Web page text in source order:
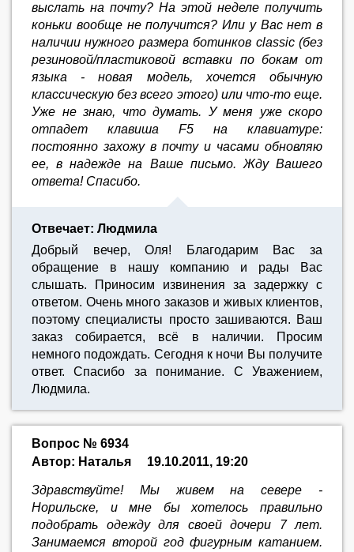
выслать на почту? На этой неделе получить
коньки вообще не получится? Или у Вас нет в
наличии нужного размера ботинков сlassic (без
резиновой/пластиковой вставки по бокам от
языка - новая модель, хочется обычную
классическую без всего этого) или что-то еще.
Уже не знаю, что думать. У меня уже скоро
отпадет клавиша F5 на клавиатуре:
постоянно захожу в почту и часами обновляю
ее, в надежде на Ваше письмо. Жду Вашего
ответа! Спасибо.
Отвечает: Людмила
Добрый вечер, Оля! Благодарим Вас за
обращение в нашу компанию и рады Вас
слышать. Приносим извинения за задержку с
ответом. Очень много заказов и живых клиентов,
поэтому специалисты просто зашиваются. Ваш
заказ собирается, всё в наличии. Просим
немного подождать. Сегодня к ночи Вы получите
ответ. Спасибо за понимание. С Уважением,
Людмила.
Вопрос № 6934
Автор: Наталья
19.10.2011, 19:20
Здравствуйте! Мы живем на севере -
Норильске, и мне бы хотелось правильно
подобрать одежду для своей дочери 7 лет.
Занимаемся второй год фигурным катанием.